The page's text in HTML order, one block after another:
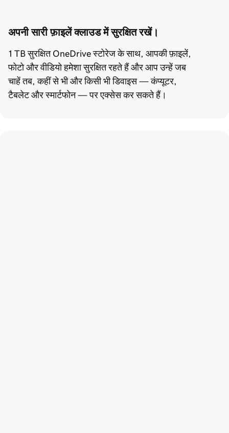
अपनी सारी फ़ाइलें क्लाउड में सुरक्षित रखें।
1 TB सुरक्षित OneDrive स्टोरेज के साथ, आपकी फ़ाइलें,
फोटो और वीडियो हमेशा सुरक्षित रहते हैं और आप उन्हें जब
चाहें तब, कहीं से भी और किसी भी डिवाइस — कंप्यूटर,
टैबलेट और स्मार्टफोन — पर एक्सेस कर सकते हैं।